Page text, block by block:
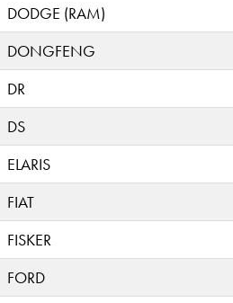
DODGE (RAM)
DONGFENG
DR
DS
ELARIS
FIAT
FISKER
FORD